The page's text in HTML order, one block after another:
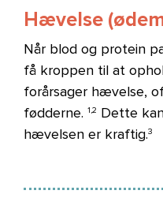
Hævelse
Når blod og protein
få kroppen til at
forårsager hævelse,
fødderne. 1,2 Dette
hævelsen er kraftig.3